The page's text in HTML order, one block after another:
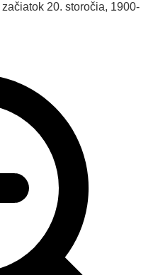
začiatok 20. storočia, 1900-